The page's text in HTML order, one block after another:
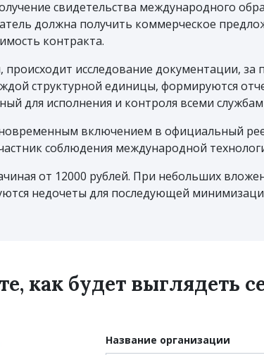
свидетельства международного
должна получить коммерческое
контракта.
исследование документации,
структурной единицы, формируются
для исполнения и контроля всеми
включением в официальный
соблюдения международной
от 12000 рублей. При небольших
недочеты для последующей
как будет выглядеть
Название организации